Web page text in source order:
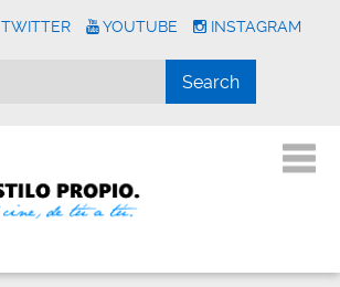
TWITTER YOUTUBE INSTAGRAM